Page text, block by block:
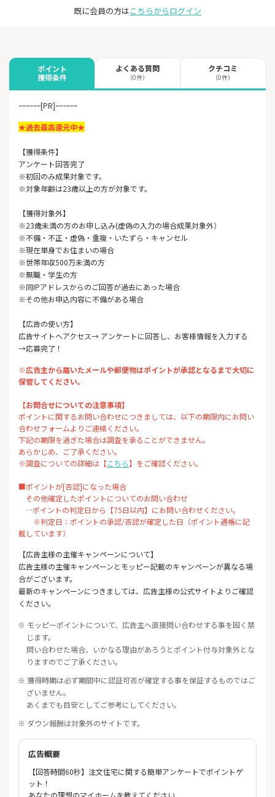
既に会員の方はこちらからログイン
ポイント
獲得条件
よくある質問
（0件）
クチコミ
（0件）
ｰｰｰｰｰｰ[PR]ｰｰｰｰｰｰ
★過去最高還元中★
【獲得条件】
アンケート回答完了
※初回のみ成果対象です。
※対象年齢は23歳以上の方が対象です。
【獲得対象外】
※23歳未満の方のお申し込み(虚偽の入力の場合成果対象外）
※不備・不正・虚偽・重複・いたずら・キャンセル
※現在単身でお住まいの場合
※世帯年収500万未満の方
※無職・学生の方
※同IPアドレスからのご回答が過去にあった場合
※その他お申込内容に不備がある場合
【広告の使い方】
広告サイトへアクセス→ アンケートに回答し、お客様情報を入力する
→応募完了！
※広告主から届いたメールや郵便物はポイントが承認となるまで大切に
保管してください。
【お問合せについての注意事項】
ポイントに関するお問い合わせにつきましては、以下の期限内にお問い
合わせフォームよりご連絡ください。
下記の期限を過ぎた場合は調査を承ることができません。
あらかじめ、ご了承ください。
※調査についての詳細は【こちら】をご確認ください。
■ポイントが[否認]になった場合
その他確定したポイントについてのお問い合わせ
…ポイントの判定日から【75日以内】にお問い合わせください。
※判定日：ポイントの承認/否認が確定した日（ポイント通帳に記
載しています）
【広告主様の主催キャンペーンについて】
広告主様の主催キャンペーンとモッピー記載のキャンペーンが異なる場
合がございます。
最新のキャンペーンにつきましては、広告主様の公式サイトよりご確認
ください。
※ モッピーポイントについて、広告主へ直接問い合わせする事を固く禁
じます。
問い合わせた場合、いかなる理由があろうとポイント付与対象外とな
りますのでご了承ください。
※ 獲得時期は必ず期間中に認証可否が確定する事を保証するものではご
ざいません。
あくまでも目安としてご参考にしてください。
※ ダウン報酬は対象外のサイトです。
広告概要
【回答時間60秒】注文住宅に関する簡単アンケートでポイントゲ
ット！
あなたの理想のマイホームを教えてください